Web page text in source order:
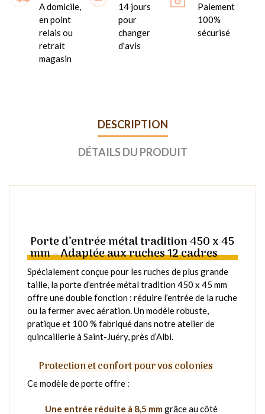
A domicile,
en point
relais ou
retrait
magasin
14 jours
pour
changer
d'avis
Paiement
100%
sécurisé
DESCRIPTION
DÉTAILS DU PRODUIT
Porte d’entrée métal tradition 450 x 45
mm – Adaptée aux ruches 12 cadres
Spécialement conçue pour les ruches de plus grande
taille, la porte d’entrée métal tradition 450 x 45 mm
offre une double fonction : réduire l’entrée de la ruche
ou la fermer avec aération. Un modèle robuste,
pratique et 100 % fabriqué dans notre atelier de
quincaillerie à Saint-Juéry, près d’Albi.
Protection et confort pour vos colonies
Ce modèle de porte offre :
Une entrée réduite à 8,5 mm grâce au côté